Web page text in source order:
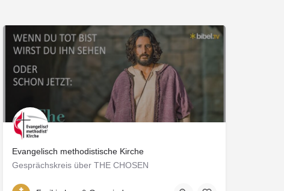
Evangelisch methodistische Kirche
Gesprächskreis über THE CHOSEN
Merzhausener Str. 3